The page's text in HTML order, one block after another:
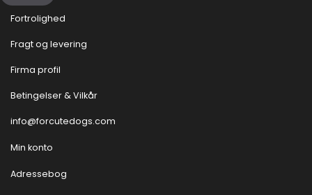
Fortrolighed
Fragt og levering
Firma profil
Betingelser & Vilkår
info@forcutedogs.com
Min konto
Adressebog